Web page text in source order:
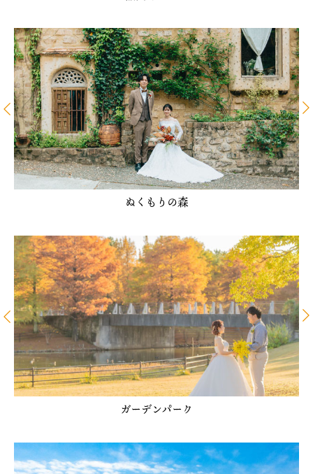
ぬくもりの森
ガーデンパーク